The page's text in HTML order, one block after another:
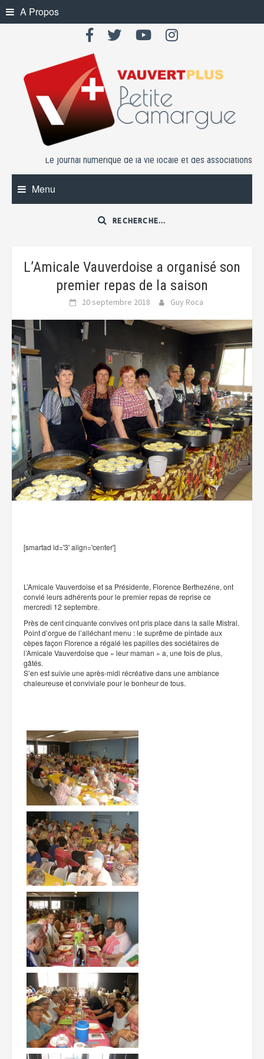
Skip
to
A Propos
Le journal numérique de la vie locale et des associations
Menu
L’Amicale Vauverdoise a organisé son
premier repas de la saison
20 septembre 2018 Guy Roca
[smartad id='3' align='center']
L’Amicale Vauverdoise et sa Présidente, Florence Berthezéne, ont
convié leurs adhérents pour le premier repas de reprise ce
mercredi 12 septembre.
Près de cent cinquante convives ont pris place dans la salle Mistral.
Point d’orgue de l’alléchant menu : le suprême de pintade aux
cèpes façon Florence a régalé les papilles des sociétaires de
l’Amicale Vauverdoise que « leur maman » a, une fois de plus,
gâtés.
S’en est suivie une après-midi récréative dans une ambiance
chaleureuse et conviviale pour le bonheur de tous.